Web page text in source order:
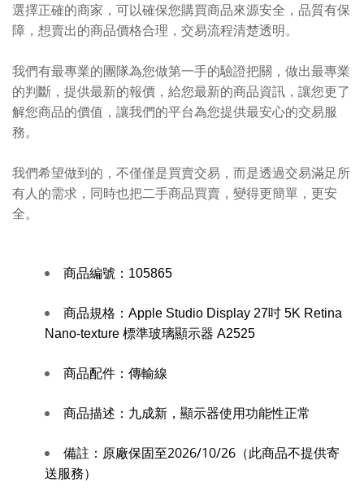
選擇正確的商家，可以確保您購買商品來源安全，品質有保
障，想賣出的商品價格合理，交易流程清楚透明。
我們有最專業的團隊為您做第一手的驗證把關，做出最專業
的判斷，提供最新的報價，給您最新的商品資訊，讓您更了
解您商品的價值，讓我們的平台為您提供最安心的交易服
務。
我們希望做到的，不僅僅是買賣交易，而是透過交易滿足所
有人的需求，同時也把二手商品買賣，變得更簡單，更安
全。
商品編號： 105865
商品規格： Apple Studio Display 27吋 5K Retina
Nano-texture 標準玻璃顯示器 A2525
商品配件： 傳輸線
商品描述： 九成新，顯示器使用功能性正常
備註：原廠保固至2026/10/26 （此商品不提供寄
送服務）